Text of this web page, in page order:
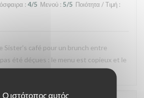
Ο ιστότοπος αυτός
: 4/5 Μενού : 5/5 Ποιότητα / Τιμή :
Sister's café pour un brunch entre
été déçues : le menu est copieux et le